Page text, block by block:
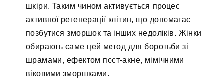
шкіри. Таким чином активується процес
активної регенерації клітин, що допомагає
позбутися зморшок та інших недоліків. Жінки
обирають саме цей метод для боротьби зі
шрамами, ефектом пост-акне, мімічними
віковими зморшками.